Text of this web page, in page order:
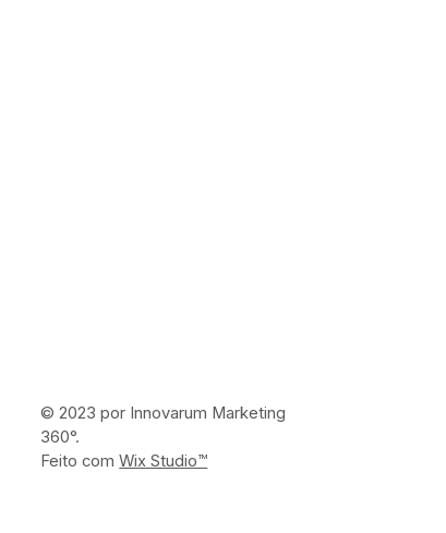
© 2023 por Innovarum Marketing
360°.
Feito comWix Studio™